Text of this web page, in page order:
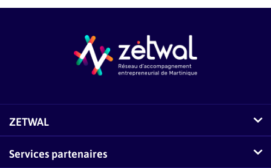
ZETWAL
Comment fonctionne Zetwal ?
Services partenaires